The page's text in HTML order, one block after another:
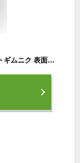
ギムニク（GYMNIC） 小さい バランスボール ソフトギムニク 表面凹凸有 ブルー 青 23cm 特製小冊子付